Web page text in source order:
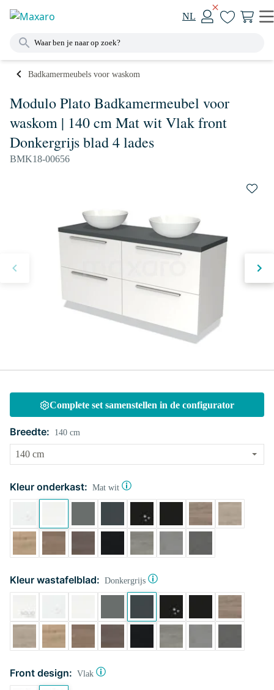
NL
Badkamermeubels voor waskom
Modulo Plato Badkamermeubel voor
waskom | 140 cm Mat wit Vlak front
Donkergrijs blad 4 lades
BMK18-00656
Complete set samenstellen in de configurator
Breedte: 140 cm
Kleur onderkast: Mat wit
Kleur wastafelblad: Donkergrijs
Front design: Vlak